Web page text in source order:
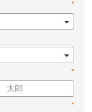
*
*
*